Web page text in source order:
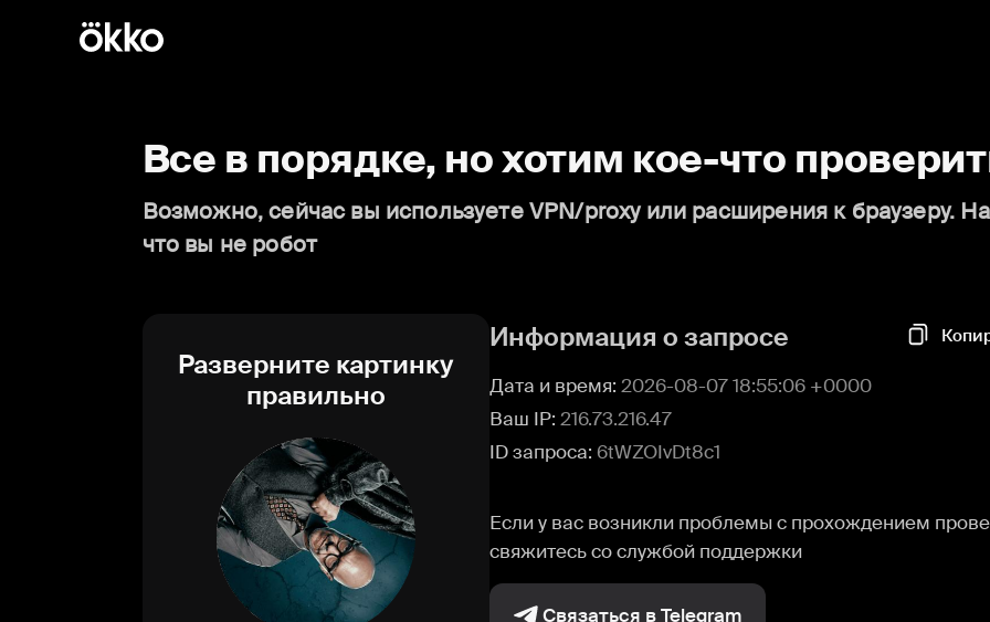
Все в порядке, но хотим кое-что
Возможно, сейчас вы используете VPN/proxy или расширения к браузеру.
что вы не робот
Разверните картинку
правильно
Информация о запросе
Дата и время: 2026-08-07 18:55:06 +0000
Ваш IP: 216.73.216.47
ID запроса: 6tWZOIvDt8c1
Если у вас возникли проблемы с прохождением
свяжитесь со службой поддержки
Связаться в Telegram